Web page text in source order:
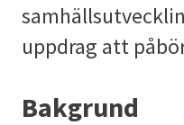
uppdrag att
Bakgrund